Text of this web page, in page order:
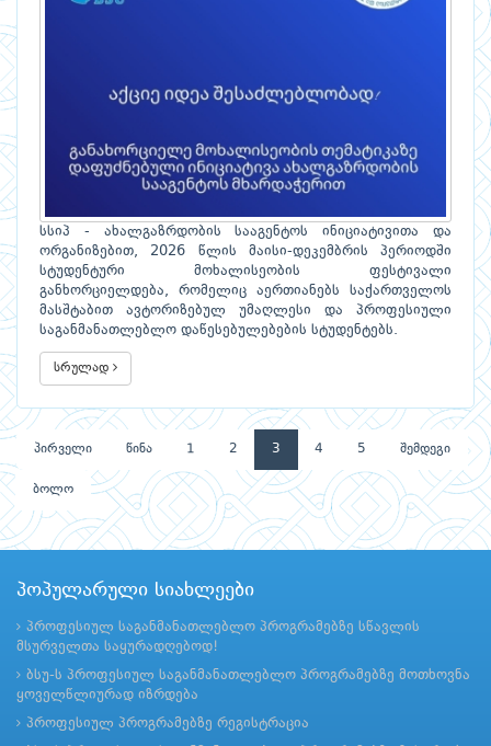
სსიპ - ახალგაზრდობის სააგენტოს ინიციატივითა და
ორგანიზებით, 2026 წლის მაისი-დეკემბრის პერიოდში
სტუდენტური მოხალისეობის ფესტივალი
განხორციელდება, რომელიც აერთიანებს საქართველოს
მასშტაბით ავტორიზებულ უმაღლესი და პროფესიული
საგანმანათლებლო დაწესებულებების სტუდენტებს.
სრულად
პირველი წინა 1 2 3 4 5 შემდეგი
ბოლო
პოპულარული სიახლეები
პროფესიულ საგანმანათლებლო პროგრამებზე სწავლის
მსურველთა საყურადღებოდ!
ბსუ-ს პროფესიულ საგანმანათლებლო პროგრამებზე მოთხოვნა
ყოველწლიურად იზრდება
პროფესიულ პროგრამებზე რეგისტრაცია